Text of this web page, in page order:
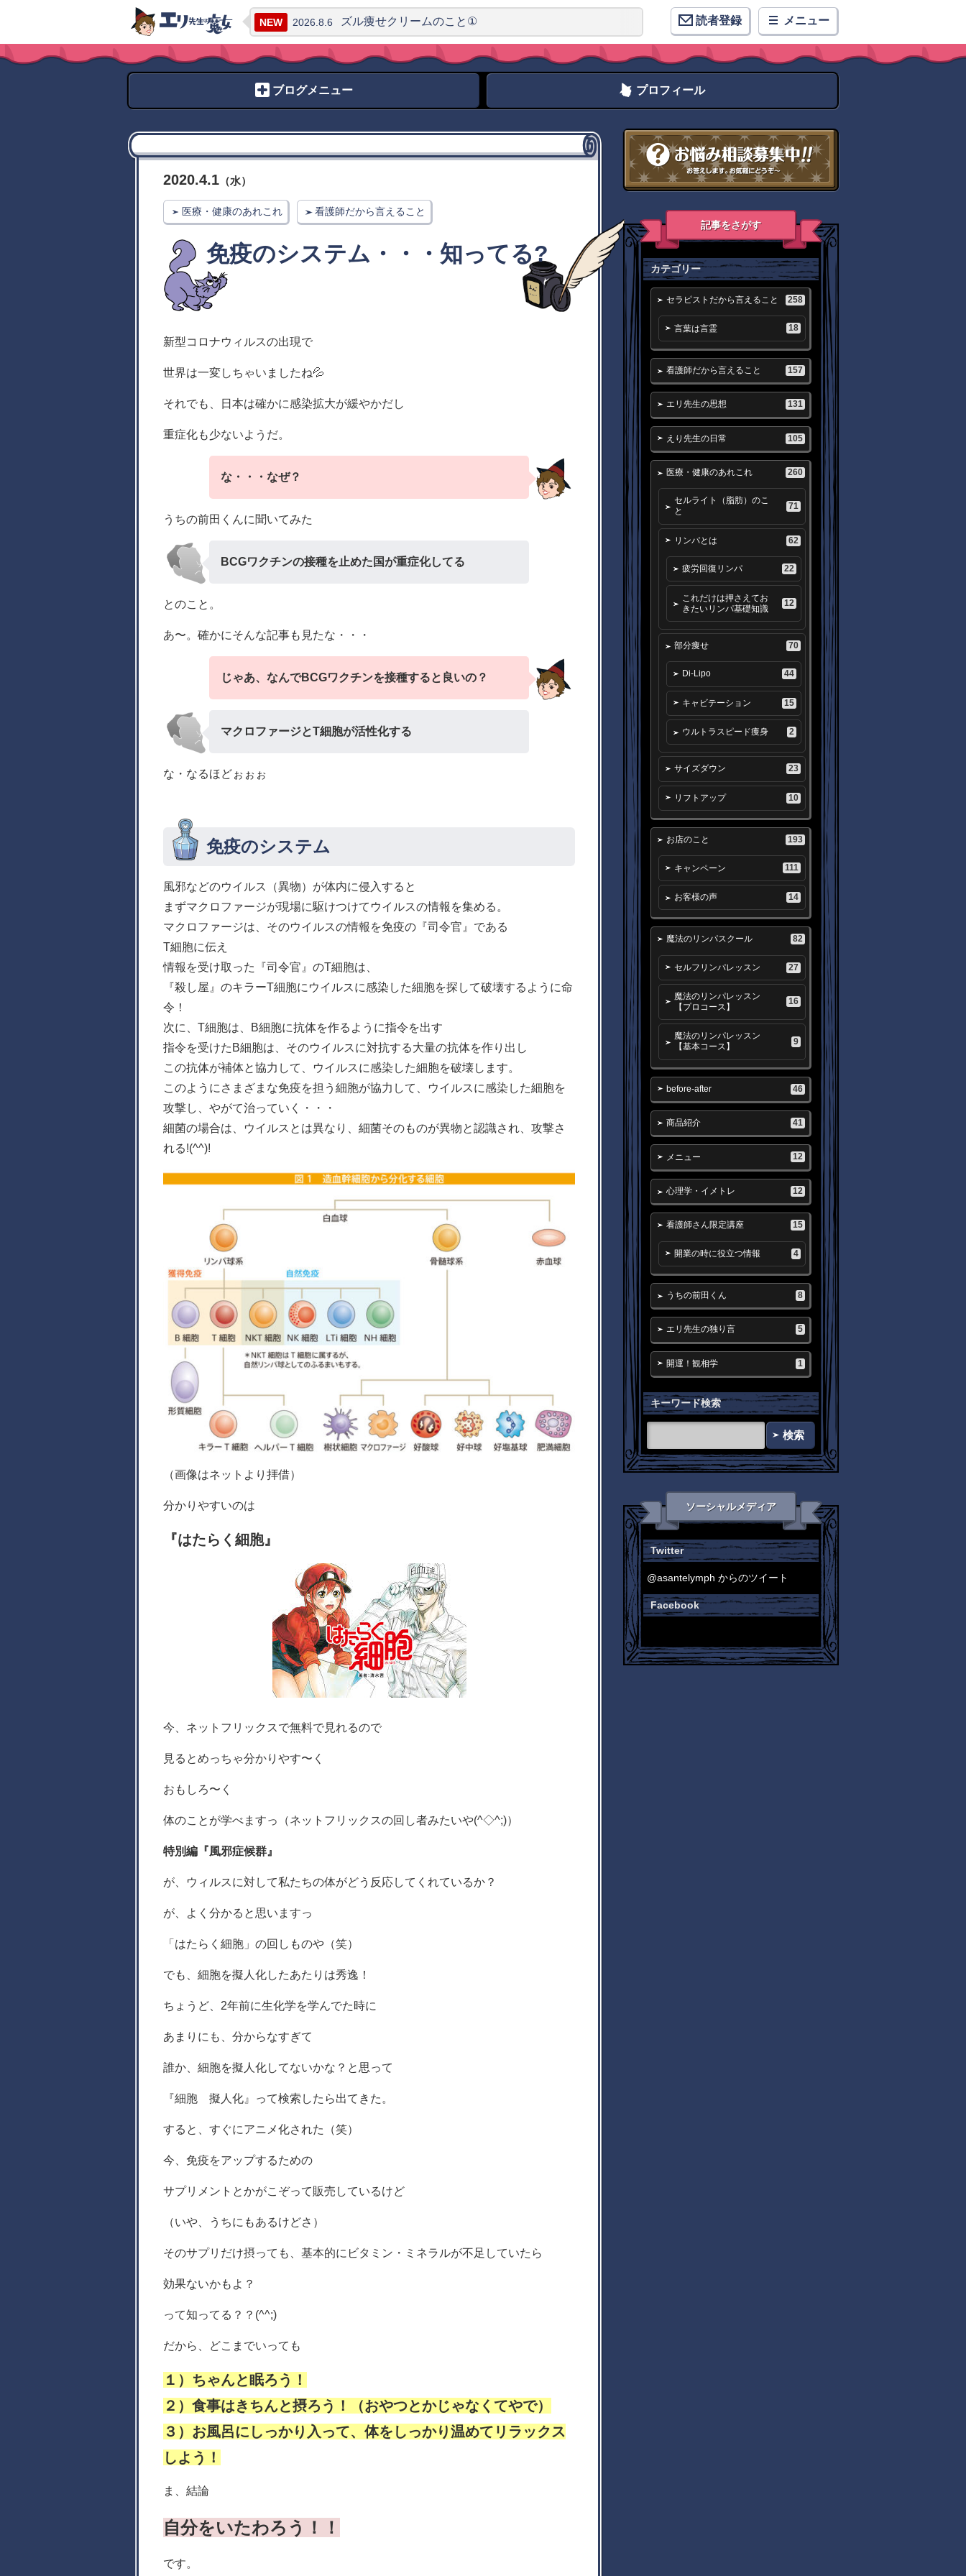
NEW 2026 8 6 ズル痩せク リ ー ムのこ と ① メニュー
読者登録
プロフィール
ブログメニュー
2020.4.1 （水）
医療・健康のあれこれ 看護師だから言えること
免疫のシステム・・・知ってる?
新型コロナウィルスの出現で
世界は一変しちゃいましたね💦
それでも、日本は確かに感染拡大が緩やかだし
重症化も少ないようだ。
な・・・なぜ？
うちの前田くんに聞いてみた
BCGワクチンの接種を止めた国が重症化してる
とのこと。
あ〜。確かにそんな記事も見たな・・・
じゃあ、なんでBCGワクチンを接種すると良いの？
マクロファージとT細胞が活性化する
な・なるほどぉぉぉ
免疫のシステム
風邪などのウイルス（異物）が体内に侵入すると
まずマクロファージが現場に駆けつけてウイルスの情報を集める。
マクロファージは、そのウイルスの情報を免疫の『司令官』である
T細胞に伝え
情報を受け取った『司令官』のT細胞は、
『殺し屋』のキラーT細胞にウイルスに感染した細胞を探して破壊するように命
令！
次に、T細胞は、B細胞に抗体を作るように指令を出す
指令を受けたB細胞は、そのウイルスに対抗する大量の抗体を作り出し
この抗体が補体と協力して、ウイルスに感染した細胞を破壊します。
このようにさまざまな免疫を担う細胞が協力して、ウイルスに感染した細胞を
攻撃し、やがて治っていく・・・
細菌の場合は、ウイルスとは異なり、細菌そのものが異物と認識され、攻撃さ
れる!(^^)!
（画像はネットより拝借）
分かりやすいのは
『はたらく細胞』
今、ネットフリックスで無料で見れるので
見るとめっちゃ分かりやす〜く
おもしろ〜く
体のことが学べますっ（ネットフリックスの回し者みたいや(^◇^;)）
特別編『風邪症候群』
が、ウィルスに対して私たちの体がどう反応してくれているか？
が、よく分かると思いますっ
「はたらく細胞」の回しものや（笑）
でも、細胞を擬人化したあたりは秀逸！
ちょうど、2年前に生化学を学んでた時に
あまりにも、分からなすぎて
誰か、細胞を擬人化してないかな？と思って
『細胞 擬人化』って検索したら出てきた。
すると、すぐにアニメ化された（笑）
今、免疫をアップするための
サプリメントとかがこぞって販売しているけど
（いや、うちにもあるけどさ）
そのサプリだけ摂っても、基本的にビタミン・ミネラルが不足していたら
効果ないかもよ？
って知ってる？？(^^;)
だから、どこまでいっても
１）ちゃんと眠ろう！
２）食事はきちんと摂ろう！（おやつとかじゃなくてやで）
３）お風呂にしっかり入って、体をしっかり温めてリラックス
しよう！
ま、結論
自分をいたわろう！！
です。
記事をさがす
カテゴリー
セラピストだから言えること 258
言葉は言霊 18
看護師だから言えること 157
エリ先生の思想 131
えり先生の日常 105
医療・健康のあれこれ 260
セルライト（脂肪）のこ
と
71
リンパとは 62
疲労回復リンパ 22
これだけは押さえてお
きたいリンパ基礎知識
12
部分痩せ 70
Di-Lipo 44
キャビテーション 15
ウルトラスピード痩身 2
サイズダウン 23
リフトアップ 10
お店のこと 193
キャンペーン 111
お客様の声 14
魔法のリンパスクール 82
セルフリンパレッスン 27
魔法のリンパレッスン
【プロコース】
16
魔法のリンパレッスン
【基本コース】
9
before-after 46
商品紹介 41
メニュー 12
心理学・イメトレ 12
看護師さん限定講座 15
開業の時に役立つ情報 4
うちの前田くん 8
エリ先生の独り言 5
開運！観相学 1
キーワード検索
検索
ソーシャルメディア
Twitter
@asantelymph からのツイート
Facebook